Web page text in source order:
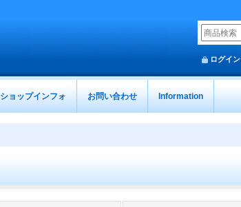
ログイン
ショップインフォ お問い合わせ Information